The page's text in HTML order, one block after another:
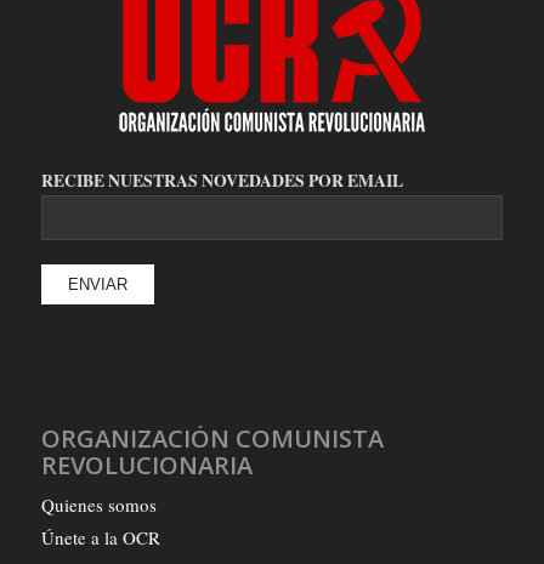
RECIBE NUESTRAS NOVEDADES POR EMAIL
ORGANIZACIÓN COMUNISTA
REVOLUCIONARIA
Quienes somos
Únete a la OCR